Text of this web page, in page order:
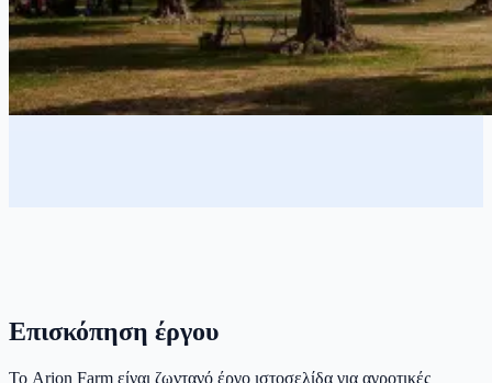
Επισκόπηση έργου
Το Arion Farm είναι ζωντανό έργο ιστοσελίδα για αγροτικές